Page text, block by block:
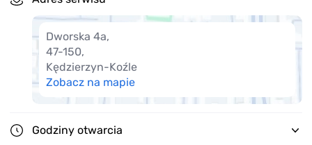
Dworska 4a,
47-150,
Kędzierzyn-Koźle
Zobacz na mapie
Godziny otwarcia